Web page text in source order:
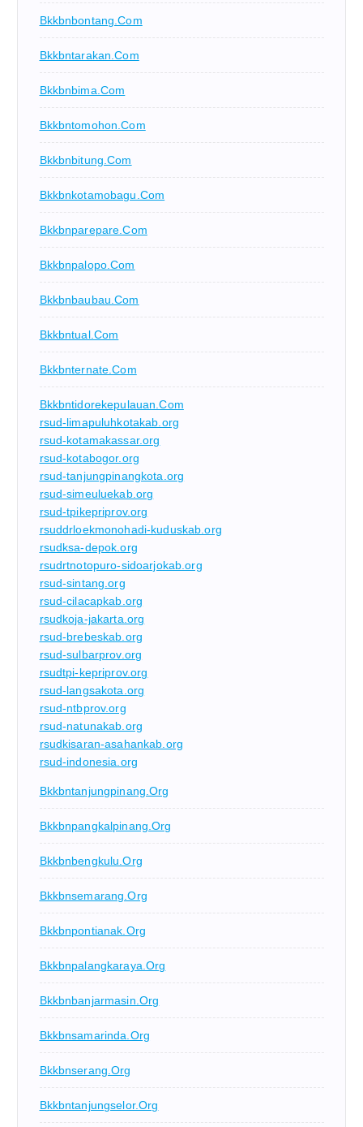
Bkkbnbontang.com
Bkkbntarakan.com
Bkkbnbima.com
Bkkbntomohon.com
Bkkbnbitung.com
Bkkbnkotamobagu.com
Bkkbnparepare.com
Bkkbnpalopo.com
Bkkbnbaubau.com
Bkkbntual.com
Bkkbnternate.com
Bkkbntidorekepulauan.com
rsud-limapuluhkotakab.org
rsud-kotamakassar.org
rsud-kotabogor.org
rsud-tanjungpinangkota.org
rsud-simeuluekab.org
rsud-tpikepriprov.org
rsuddrloekmonohadi-kuduskab.org
rsudksa-depok.org
rsudrtnotopuro-sidoarjokab.org
rsud-sintang.org
rsud-cilacapkab.org
rsudkoja-jakarta.org
rsud-brebeskab.org
rsud-sulbarprov.org
rsudtpi-kepriprov.org
rsud-langsakota.org
rsud-ntbprov.org
rsud-natunakab.org
rsudkisaran-asahankab.org
rsud-indonesia.org
Bkkbntanjungpinang.org
Bkkbnpangkalpinang.org
Bkkbnbengkulu.org
Bkkbnsemarang.org
Bkkbnpontianak.org
Bkkbnpalangkaraya.org
Bkkbnbanjarmasin.org
Bkkbnsamarinda.org
Bkkbnserang.org
Bkkbntanjungselor.org